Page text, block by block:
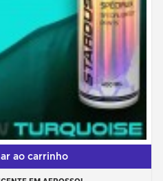
ao carrinho